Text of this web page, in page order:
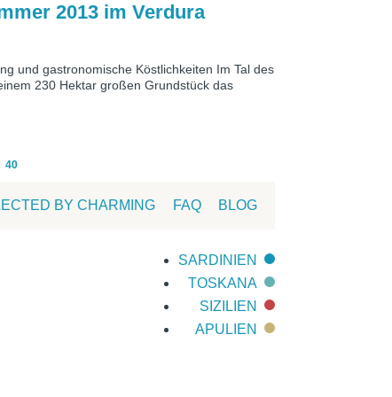
2013 im Verdura
und gastronomische Köstlichkeiten Im Tal des
230 Hektar großen Grundstück das
40
BY CHARMING FAQ BLOG
SARDINIEN
TOSKANA
SIZILIEN
APULIEN